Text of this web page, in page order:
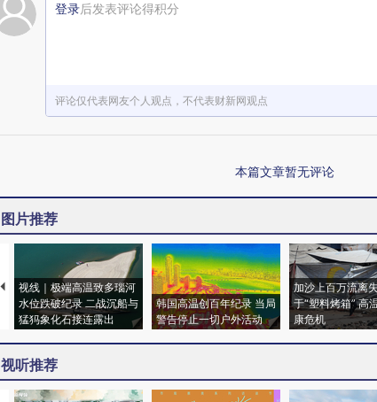
登录后发表评论得积分
评论仅代表网友个人观点，不代表财新网观点
本篇文章暂无评论
图片推荐
视线｜极端高温致多瑙河
水位跌破纪录 二战沉船与
猛犸象化石接连露出
韩国高温创百年纪录 当局
警告停止一切户外活动
加沙上百万流离
于“塑料烤箱” 高
康危机
视听推荐